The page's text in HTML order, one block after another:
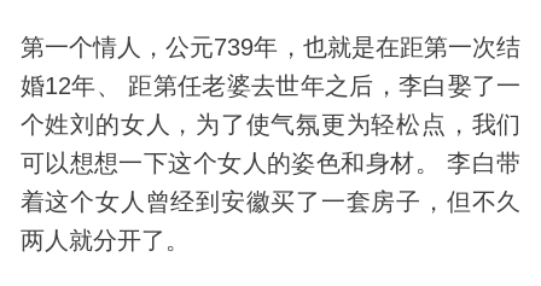
第一个情人，公元739年，也就是在距第一次结
婚12年、 距第任老婆去世年之后，李白娶了一
个姓刘的女人，为了使气氛更为轻松点，我们
可以想想一下这个女人的姿色和身材。 李白带
着这个女人曾经到安徽买了一套房子，但不久
两人就分开了。